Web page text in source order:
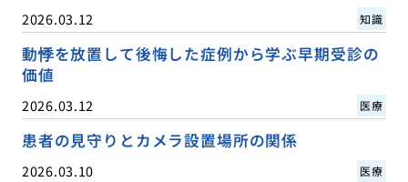
2026.03.12 知識
動悸を放置して後悔した症例から学ぶ早期受診の
価値
2026.03.12 医療
患者の見守りとカメラ設置場所の関係
2026.03.10 医療